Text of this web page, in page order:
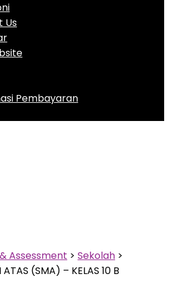
Us
Pembayaran
Assessment > Sekolah >
(SMA) – KELAS 10 B